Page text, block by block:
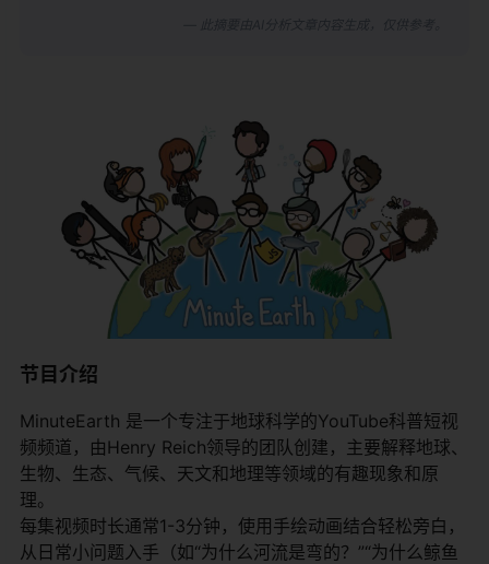
节目介绍
MinuteEarth 是一个专注于地球科学的YouTube科普短视
频频道，由Henry Reich领导的团队创建，主要解释地球、
生物、生态、气候、天文和地理等领域的有趣现象和原
理。
每集视频时长通常1-3分钟，使用手绘动画结合轻松旁白，
从日常小问题入手（如“为什么河流是弯的？”“为什么鲸鱼